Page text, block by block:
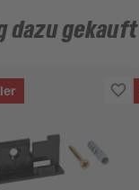
dazu gekauft